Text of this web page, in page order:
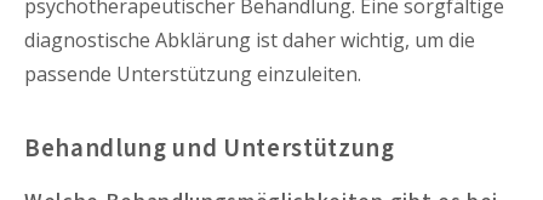
psychotherapeutischer Behandlung. Eine sorgfältige
diagnostische Abklärung ist daher wichtig, um die
passende Unterstützung einzuleiten.
Behandlung und Unterstützung